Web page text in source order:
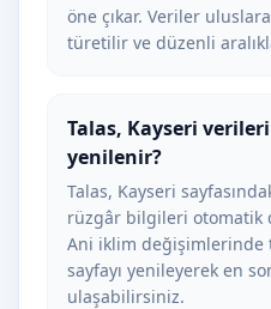
öne çıkar. Veriler
türetilir ve düzenli
Talas, Kayseri verileri
yenilenir?
Talas, Kayseri
rüzgâr bilgileri otomatik
Ani iklim değişimlerinde
sayfayı yenileyerek en
ulaşabilirsiniz.